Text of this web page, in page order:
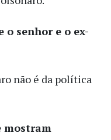
o senhor e o ex-
não é da política
mostram